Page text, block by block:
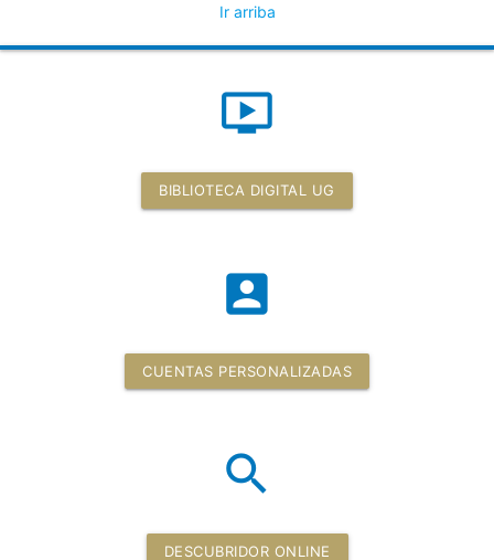
Ir arriba
ondemand_video
BIBLIOTECA DIGITAL UG
account_box
CUENTAS PERSONALIZADAS
search
DESCUBRIDOR ONLINE